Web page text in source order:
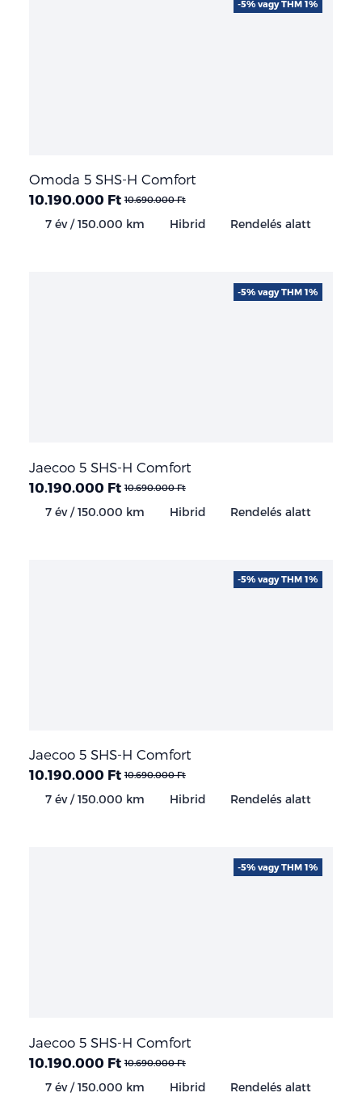
Omoda 5 SHS-H Comfort
10.190.000 Ft 10.690.000 Ft
7 év / 150.000 km Hibrid Rendelés alatt
-5% vagy THM 1%
Jaecoo 5 SHS-H Comfort
10.190.000 Ft 10.690.000 Ft
7 év / 150.000 km Hibrid Rendelés alatt
-5% vagy THM 1%
Jaecoo 5 SHS-H Comfort
10.190.000 Ft 10.690.000 Ft
7 év / 150.000 km Hibrid Rendelés alatt
-5% vagy THM 1%
Jaecoo 5 SHS-H Comfort
10.190.000 Ft 10.690.000 Ft
7 év / 150.000 km Hibrid Rendelés alatt
-5% vagy THM 1%